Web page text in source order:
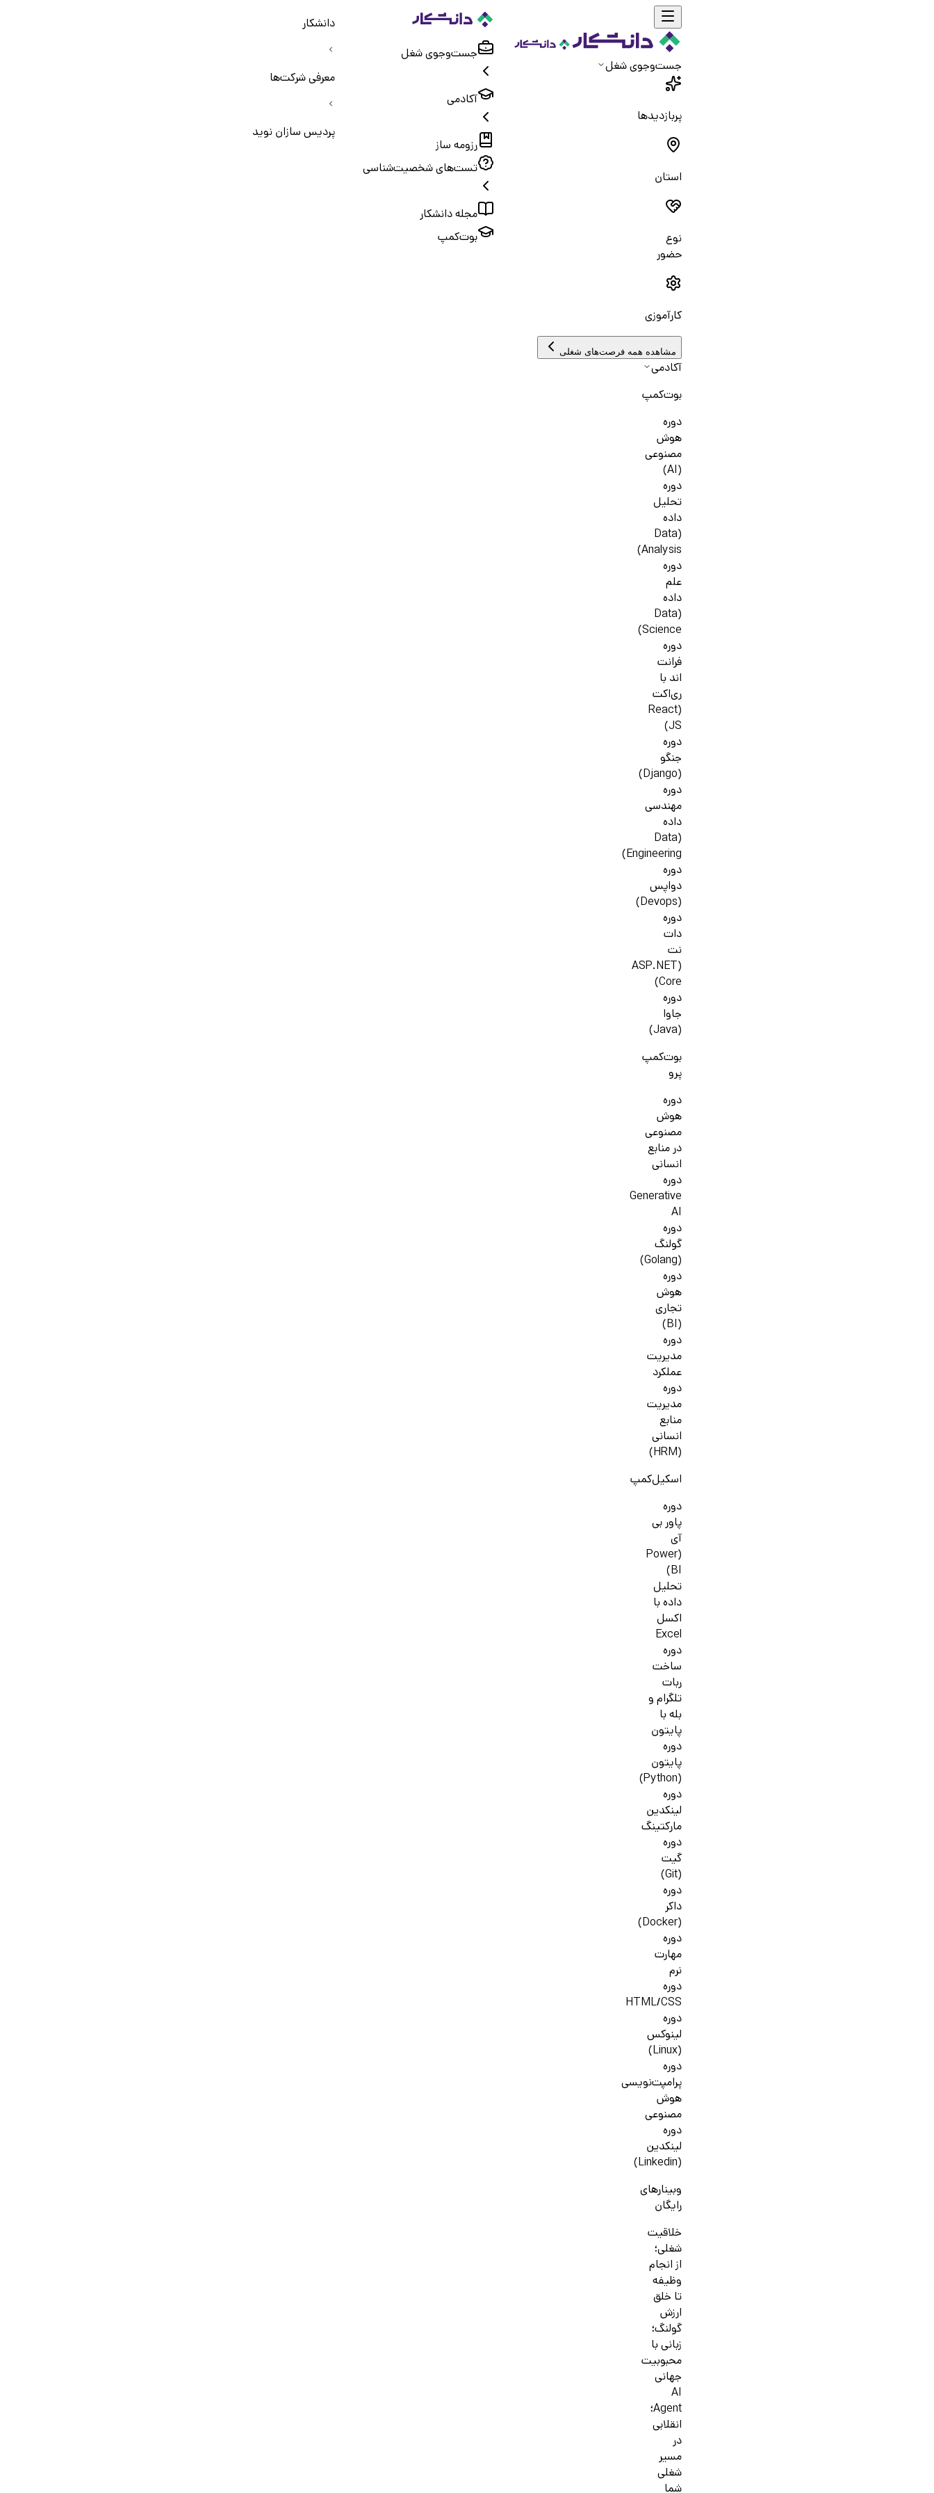
جست‌و‌جوی شغل
پربازدیدها
استان
نوع
حضور
کارآموزی
مشاهده همه فرصت‌های شغلی
آکادمی
بوت‌کمپ
دوره
هوش
مصنوعی
(AI)
دوره
تحلیل
داده
(Data
Analysis)
دوره
علم
داده
(Data
Science)
دوره
فرانت
اند با
ری‌اکت
(React
JS)
دوره
جنگو
(Django)
دوره
مهندسی
داده
(Data
Engineering)
دوره
دواپس
(Devops)
دوره
دات
نت
(ASP.NET
Core)
دوره
جاوا
(Java)
بوت‌کمپ
پرو
دوره
هوش
مصنوعی
در منابع
انسانی
دوره
Generative
AI
دوره
گولنگ
(Golang)
دوره
هوش
تجاری
(BI)
دوره
مدیریت
عملکرد
دوره
مدیریت
منابع
انسانی
(HRM)
اسکیل‌کمپ
دوره
پاور بی
آی
(Power
BI)
تحلیل
داده با
اکسل
Excel
دوره
ساخت
ربات
تلگرام و
بله با
پایتون
دوره
پایتون
(Python)
دوره
لینکدین
مارکتینگ
دوره
گیت
(Git)
دوره
داکر
(Docker)
دوره
مهارت
نرم
دوره
HTML/CSS
دوره
لینوکس
(Linux)
دوره
پرامپت‌نویسی
هوش
مصنوعی
دوره
لینکدین
(Linkedin)
وبینارهای
رایگان
خلاقیت
شغلی؛
از انجام
وظیفه
تا خلق
ارزش
گولنگ؛
زبانی با
محبوبیت
جهانی
AI
Agent؛
انقلابی
در
مسیر
شغلی
جست‌و‌جوی شغل
آکادمی
رزومه ساز
تست‌های شخصیت‌شناسی
مجله دانشکار
بوت‌کمپ
دانشکار
معرفی شرکت‌ها
پردیس سازان نوید